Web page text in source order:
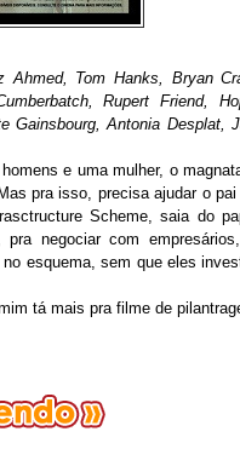
Tom Hanks, Bryan
Rupert Friend,
Gainsbourg, Antonia Desplat,
e uma mulher, o
pra isso, precisa ajudar o
Scheme, saia do
negociar com
esquema, sem que eles
tá mais pra filme de